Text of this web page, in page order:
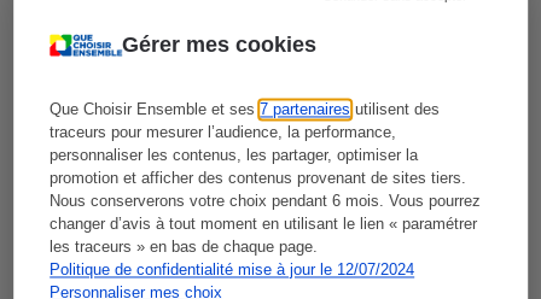
Gérer mes cookies
Que Choisir Ensemble et ses7 partenaires utilisent des
traceurs pour mesurer l’audience, la performance,
personnaliser les contenus, les partager, optimiser la
promotion et afficher des contenus provenant de sites tiers.
Nous conserverons votre choix pendant 6 mois. Vous pourrez
changer d’avis à tout moment en utilisant le lien « paramétrer
les traceurs » en bas de chaque page.
Politique de confidentialité mise à jour le 12/07/2024
Personnaliser mes choix